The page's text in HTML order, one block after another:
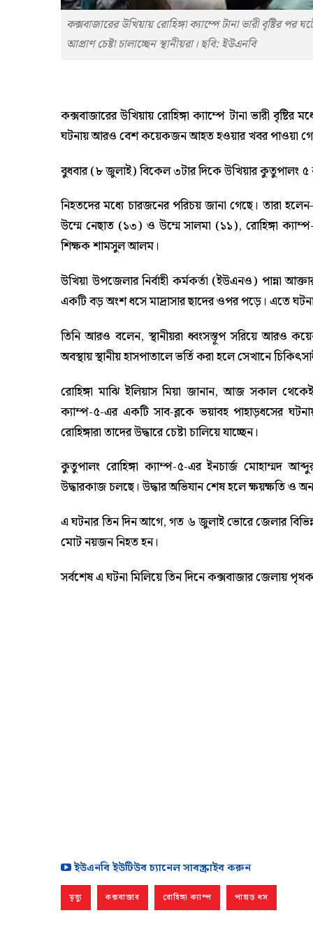
কক্সবাজারের উখিয়ায় রোহিঙ্গা ক্যাম্পে টানা ভারী বৃষ্টির
আপ্রাণ চেষ্টা চালাচ্ছেন স্থানীয়রা। ছবি: ইউএনবি
কক্সবাজারের উখিয়ায় রোহিঙ্গা ক্যাম্পে টানা ভারী
ঘটনায় আরও বেশ কয়েকজন আহত হওয়ার খবর পাওয়া
বুধবার (৮ জুলাই) বিকেল ৩টার দিকে উখিয়ার কুতুপালং ৫
নিহতদের মধ্যে চারজনের পরিচয় জানা গেছে। তারা
উম্মে নেছাত (১৩) ও উম্মে সালমা (১১), রোহিঙ্গা
শিক্ষক শামসুল আলম।
উখিয়া উপজেলার নির্বাহী কর্মকর্তা (ইউএনও) পান্না
একটি বড় অংশ ধসে মাদ্রাসার ছাদের ওপর পড়ে। এতে
তিনি আরও বলেন, স্থানীয়রা ধ্বংসস্তূপ সরিয়ে আরও
অবস্থায় স্থানীয় হাসপাতালে ভর্তি করা হলে সেখানে
রোহিঙ্গা মাঝি ইলিয়াস মিয়া জানান, আজ সকাল থেকেই
ক্যাম্প-৫-এর একটি সাব-ব্লকে ভয়াবহ পাহাড়ধসের
রোহিঙ্গারা তাদের উদ্ধারে চেষ্টা চালিয়ে যাচ্ছেন।
কুতুপালং রোহিঙ্গা ক্যাম্প-৫-এর ইনচার্জ মোহাম্মদ
উদ্ধারকাজ চলছে। উদ্ধার অভিযান শেষ হলে ক্ষয়ক্ষতি ও
এ ঘটনার তিন দিন আগে, গত ৬ জুলাই ভোরে জেলার
মোট নয়জন নিহত হন।
সর্বশেষ এ ঘটনা মিলিয়ে তিন দিনে কক্সবাজার জেলায়
ইউএনবি ইউটিউব চ্যানেল সাবস্ক্রাইব করুন
মৃত্যু কক্সবাজার রোহিঙ্গা ক্যাম্প পাহাড় ধস